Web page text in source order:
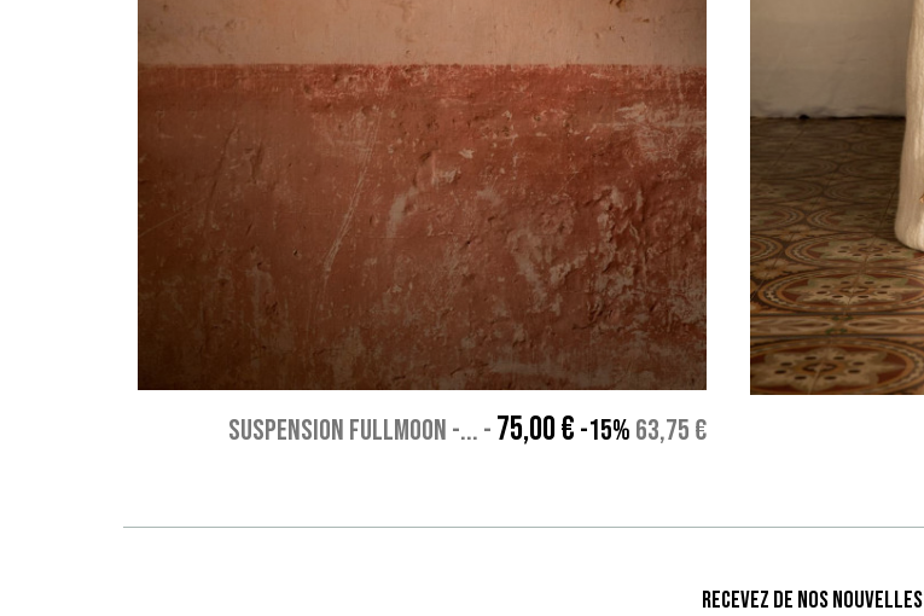
SUSPENSION FULLMOON -... - 75,00 € -15% 63,75 €
Recevez de nos nouvelles